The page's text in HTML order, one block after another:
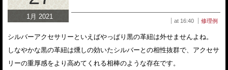
1月 2021
at 16:40 修理例
シルバーアクセサリーといえばやっぱり黒の革紐は外せませんよね。
しなやかな黒の革紐は燻しの効いたシルバーとの相性抜群で、アクセサ
リーの重厚感をより高めてくれる相棒のような存在です。